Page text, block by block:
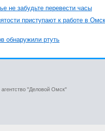
не забудьте перевести часы
приступают к работе в
обнаружили ртуть
"Деловой Омск"